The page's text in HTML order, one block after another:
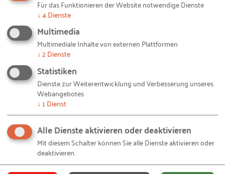
befragten Unternehmen des Monitoring Report
DIGITAL (BMWi 2018) einen starken bis sehr starken
Einfluss der Digitalisierung auf den
Unternehmenserfolg. Einer aktuellen Bitkom-
Studie zufolge sehen 88 Prozent der Befragten
große bis mittlere Potenziale durch den Einsatz
digitaler Technologien für den verbesserten
Kundenservice, lediglich 36 Prozent erwarten in
diesem Umfang Effekte der Mitarbeiterbindung
(Tata/Bitkom 2019). Fragen, die in einer anderen
Studie den Einsatz von Assistenzsystemen in den
Blick nehmen, kommen zu ähnlichen Ergebnissen:
Für das Funktionieren der Website notwendige Dienste
↓ 4Dienste
Multimedia
Multimediale Inhalte von externen Plattformen
↓ 2Dienste
Statistiken
Dienste zur Weiterentwicklung und Verbesserung unseres
Webangebotes
↓ 1 Dienst
Alle Dienste aktivieren oder deaktivieren
Mit diesem Schalter können Sie alle Dienste aktivieren oder
deaktivieren.